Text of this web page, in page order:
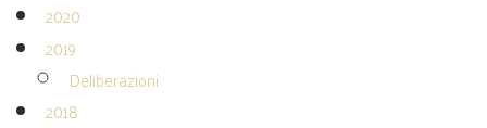
2020
2019
Deliberazioni
2018